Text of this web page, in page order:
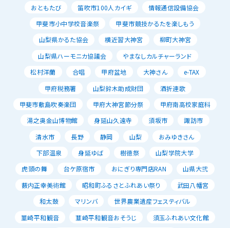
おともたび
笛吹市100人カイギ
情報通信設備協会
甲斐市小中学校音楽祭
甲斐市競技かるたを楽しもう
山梨県かるた協会
横近習大神宮
柳町大神宮
山梨県ハーモニカ協議会
やまなしカルチャーランド
松村洋蘭
合唱 甲府盆地 大神さん
e-TAX
甲府税務署
山梨鈴木助成財団
酒折連歌
甲斐市敷島吹奏楽団
甲府大神宮節分祭
甲府南高校家庭科
湯之奥金山博物館
身延山久遠寺 須坂市
諏訪市
清水市
長野 静岡 山梨
おみゆきさん
下部温泉
身延ゆば 樹徳祭
山梨学院大学
虎頭の舞
台ケ原宿市 おにぎり専門店RAN
山県大弐
薮内正幸美術館
昭和町ふるさとふれあい祭り
武田八幡宮
和太鼓
マリンバ
世界農業遺産フェスティバル
韮崎平和観音
韮崎平和観音おそうじ
須玉ふれあい文化館